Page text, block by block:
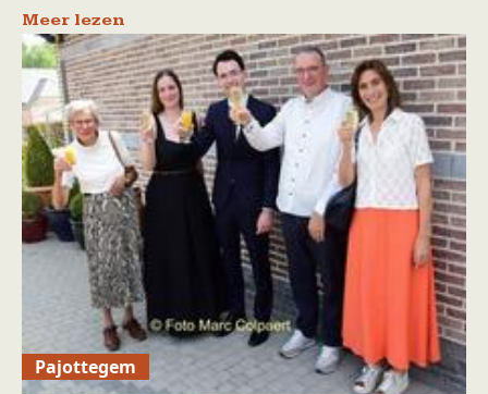
Meer lezen
Pajottegem